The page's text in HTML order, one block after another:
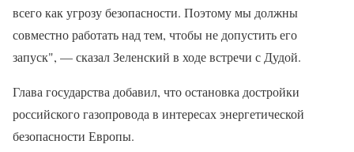
всего как угрозу безопасности. Поэтому мы должны
совместно работать над тем, чтобы не допустить его
запуск", — сказал Зеленский в ходе встречи с Дудой.
Глава государства добавил, что остановка достройки
российского газопровода в интересах энергетической
безопасности Европы.